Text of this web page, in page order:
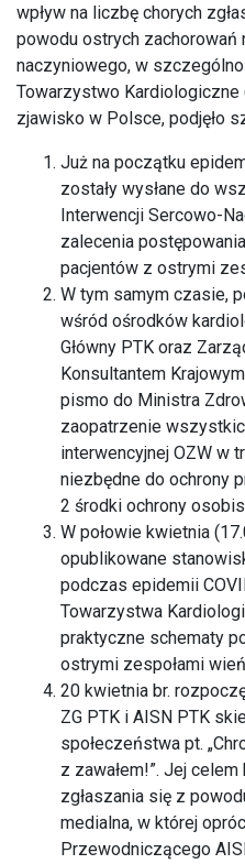
wpływ na liczbę chorych
powodu ostrych zachorowań
naczyniowego, w
Towarzystwo Kardiologiczne
zjawisko w Polsce, podjęło
Już na początku
zostały wysłane do
Interwencji Sercowo-
zalecenia
pacjentów z ostrymi
W tym samym czasie,
wśród ośrodków
Główny PTK oraz
Konsultantem
pismo do Ministra
zaopatrzenie
interwencyjnej OZW w
niezbędne do ochrony
2 środki ochrony
W połowie kwietnia
opublikowane
podczas epidemii
Towarzystwa
praktyczne schematy
ostrymi zespołami
20 kwietnia br.
ZG PTK i AISN PTK
społeczeństwa pt.
z zawałem!”. Jej
zgłaszania się z
medialna, w której
Przewodniczącego